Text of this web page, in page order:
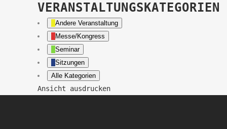
VERANSTALTUNGSKATEGORIEN
Andere Veranstaltung
Messe/Kongress
Seminar
Sitzungen
Alle Kategorien
Ansicht ausdrucken